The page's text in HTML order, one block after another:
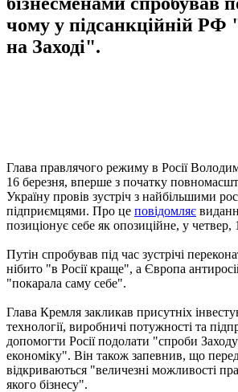
чому у підсанкційній
на Заході".
Глава правлячого режиму в Росії
16 березня, вперше з початку
Україну провів зустріч з найбільшими
підприємцями. Про це повідомляє
позиціонує себе як опозиційне, у четвер,
Путін спробував під час зустрічі
нібито "в Росії краще", а Європа
"покарала саму себе".
Глава Кремля закликав присутніх
технології, виробничі потужності та
допомогти Росії подолати "спроби Заходу
економіку". Він також запевнив, що
відкриваються "величезні можливості
якого бізнесу".